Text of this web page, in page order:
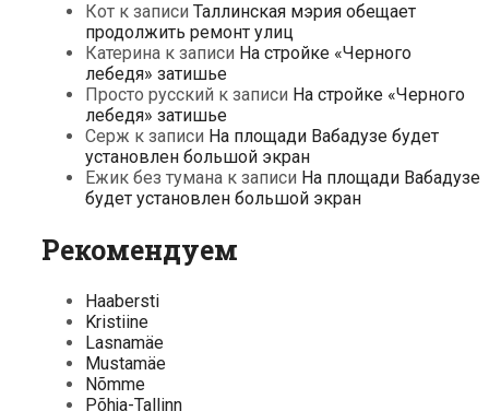
Кот к записи Таллинская мэрия обещает
продолжить ремонт улиц
Катерина к записи На стройке «Черного
лебедя» затишье
Просто русский к записи На стройке «Черного
лебедя» затишье
Серж к записи На площади Вабадузе будет
установлен большой экран
Ежик без тумана к записи На площади Вабадузе
будет установлен большой экран
Рекомендуем
Haabersti
Kristiine
Lasnamäe
Mustamäe
Nõmme
Põhja-Tallinn